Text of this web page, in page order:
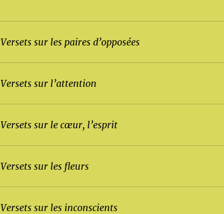
Versets sur les paires d’opposées
Versets sur l’attention
Versets sur le cœur, l’esprit
Versets sur les fleurs
Versets sur les inconscients